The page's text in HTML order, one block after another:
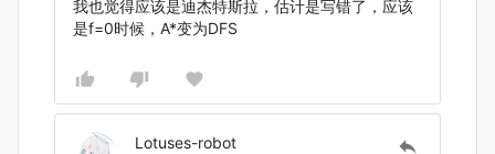
我也觉得应该是迪杰特斯拉，估计是写错了，应该
是f=0时候，A*变为DFS
Lotuses-robot